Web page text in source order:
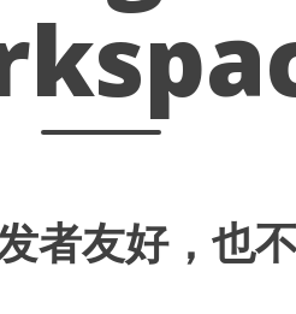
者友好，也